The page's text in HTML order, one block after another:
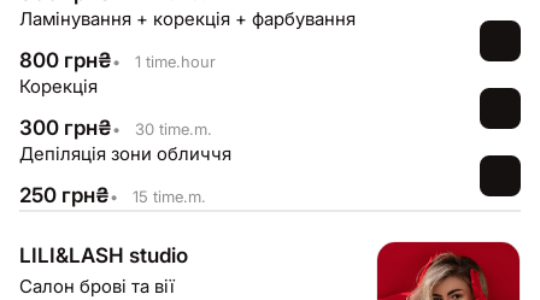
Ламінування + корекція + фарбування
800 грн₴• 1 time.hour
Корекція
300 грн₴• 30 time.m.
Депіляція зони обличчя
250 грн₴• 15 time.m.
LILI&LASH studio
Салон брові та вії